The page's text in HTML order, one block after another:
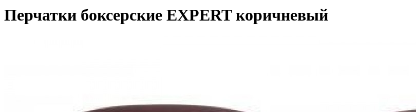
Перчатки боксерские EXPERT коричневый